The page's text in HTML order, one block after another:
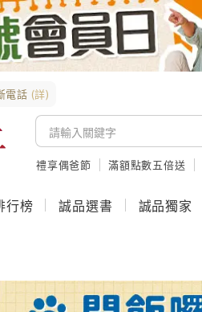
電話 (詳)
禮享偶爸節 滿額點數五倍送
行榜 誠品選書 誠品獨家